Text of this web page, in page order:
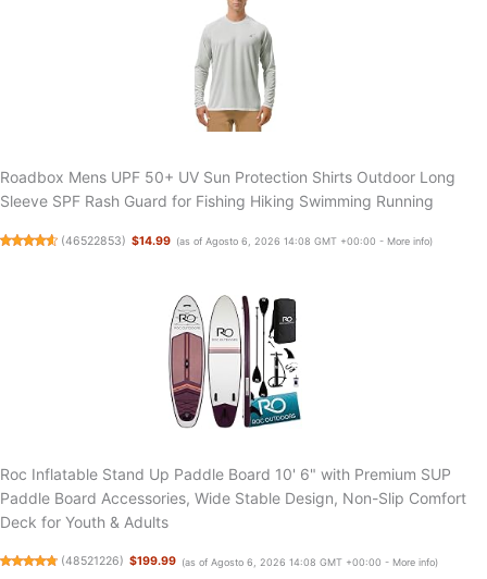
Roadbox Mens UPF 50+ UV Sun Protection Shirts Outdoor Long
Sleeve SPF Rash Guard for Fishing Hiking Swimming Running
(46522853) $14.99 (as of Agosto 6, 2026 14:08 GMT +00:00 - More info)
Roc Inflatable Stand Up Paddle Board 10' 6" with Premium SUP
Paddle Board Accessories, Wide Stable Design, Non-Slip Comfort
Deck for Youth & Adults
(48521226) $199.99 (as of Agosto 6, 2026 14:08 GMT +00:00 - More info)